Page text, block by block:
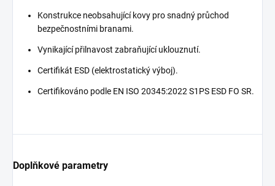
Konstrukce neobsahující kovy pro snadný průchod
bezpečnostními branami.
Vynikající přilnavost zabraňující uklouznutí.
Certifikát ESD (elektrostatický výboj).
Certifikováno podle EN ISO 20345:2022 S1PS ESD FO SR.
Doplňkové parametry